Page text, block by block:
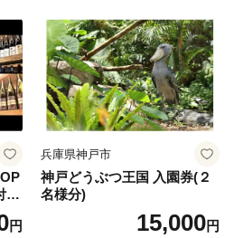
宿
円
兵庫県神戸市
神戸どうぶつ王国 入園券(２
名様分)
15,000円